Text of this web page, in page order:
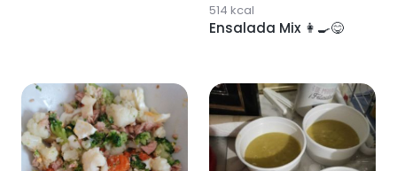
514 kcal
Ensalada Mix 👩‍🍳😋